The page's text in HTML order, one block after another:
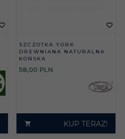
SZCZOTKA YORK
DREWNIANA NATURALNA
KOŃSKA
58,00 PLN
KUP TERAZ!